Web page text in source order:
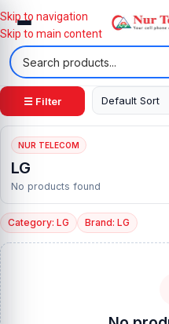
Skip to navigation
Skip to main content
☰ Filter
NUR TELECOM
LG
No products found
Category: LG Brand: LG